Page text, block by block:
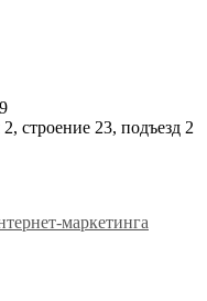
строение 23, подъезд 2
маркетинга